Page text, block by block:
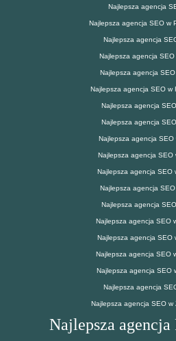
Najlepsza agencja
Najlepsza agencja SEO w
Najlepsza agencja
Najlepsza agencja
Najlepsza agencja
Najlepsza agencja SEO w
Najlepsza agencja
Najlepsza agencja
Najlepsza agencja SEO
Najlepsza agencja SEO
Najlepsza agencja SEO
Najlepsza agencja SEO
Najlepsza agencja
Najlepsza agencja SEO
Najlepsza agencja SEO
Najlepsza agencja SEO
Najlepsza agencja SEO
Najlepsza agencja
Najlepsza agencja SEO w
Najlepsza agencja